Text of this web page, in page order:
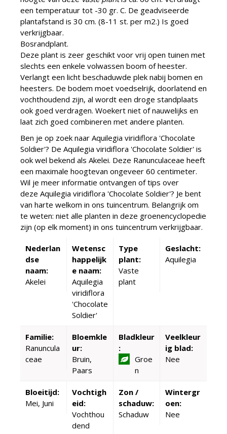
een temperatuur tot -30 gr. C. De geadviseerde
plantafstand is 30 cm. (8-11 st. per m2.) Is goed
verkrijgbaar.
Bosrandplant.
Deze plant is zeer geschikt voor vrij open tuinen met
slechts een enkele volwassen boom of heester.
Verlangt een licht beschaduwde plek nabij bomen en
heesters. De bodem moet voedselrijk, doorlatend en
vochthoudend zijn, al wordt een droge standplaats
ook goed verdragen. Woekert niet of nauwelijks en
laat zich goed combineren met andere planten.
Ben je op zoek naar Aquilegia viridiflora 'Chocolate
Soldier'? De Aquilegia viridiflora 'Chocolate Soldier' is
ook wel bekend als Akelei. Deze Ranunculaceae heeft
een maximale hoogtevan ongeveer 60 centimeter.
Wil je meer informatie ontvangen of tips over
deze Aquilegia viridiflora 'Chocolate Soldier'? Je bent
van harte welkom in ons tuincentrum. Belangrijk om
te weten: niet alle planten in deze groenencyclopedie
zijn (op elk moment) in ons tuincentrum verkrijgbaar.
Nederlan
dse
naam:
Akelei
Wetensc
happelijk
e naam:
Aquilegia
viridiflora
'Chocolate
Soldier'
Type
plant:
Vaste
plant
Geslacht:
Aquilegia
Familie:
Ranuncula
ceae
Bloemkle
ur:
Bruin,
Paars
Bladkleur
:
Groe
n
Veelkleur
ig blad:
Nee
Bloeitijd:
Mei, Juni
Vochtigh
eid:
Vochthou
dend
Zon /
schaduw:
Schaduw
Wintergr
oen:
Nee